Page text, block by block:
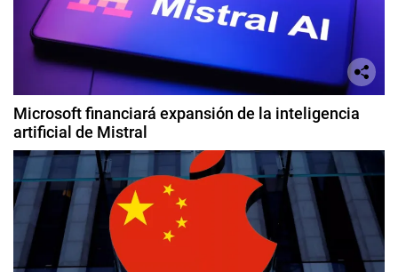
Microsoft financiará expansión de la inteligencia
artificial de Mistral